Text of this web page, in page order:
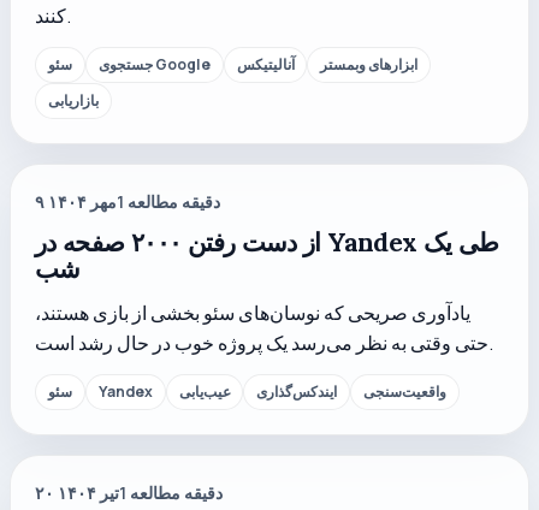
کنند.
سئو جستجوی Google آنالیتیکس
ابزارهای وبمستر
بازاریابی
۹ مهر ۱۴۰۴1 دقیقه مطالعه
از دست رفتن ۲۰۰۰ صفحه در Yandex طی یک
شب
یادآوری صریحی که نوسان‌های سئو بخشی از بازی هستند،
حتی وقتی به نظر می‌رسد یک پروژه خوب در حال رشد است.
سئو Yandex عیب‌یابی ایندکس‌گذاری واقعیت‌سنجی
۲۰ تیر ۱۴۰۴1 دقیقه مطالعه